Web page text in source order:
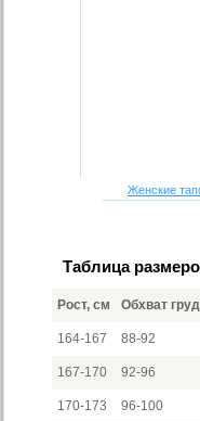
Женские
Таблица
Рост, см Обхват
164-167 88-92
167-170 92-96
170-173 96-100